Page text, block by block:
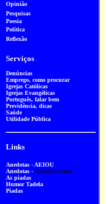
Opinião
Pesquisas
Poesia
Política
Reflexão
Serviços
Denúncias
Emprego, como procurar
Igrejas Católicas
Igrejas Evangélicas
Português, falar bem
Previdência, dicas
Saúde
Utilidade Pública
Links
Anedotas - AEIOU
Anedotas - Gastronomias
As piadas
Humor Tadela
Piadas